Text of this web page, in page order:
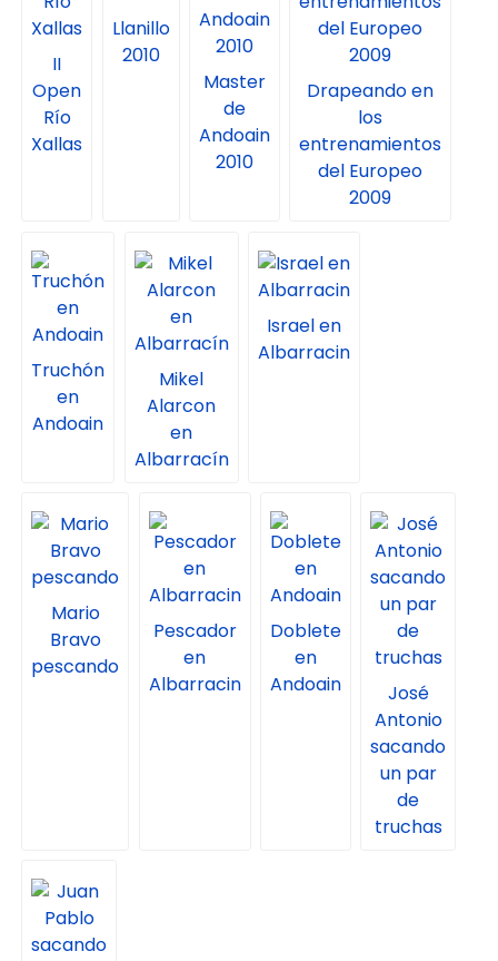
II
Open
Río
Xallas
Llanillo
2010
Master
de
Andoain
2010
Drapeando en
los
entrenamientos
del Europeo
2009
Truchón
en
Andoain
Mikel
Alarcon
en
Albarracín
Israel en
Albarracin
Mario
Bravo
pescando
Pescador
en
Albarracin
Doblete
en
Andoain
José
Antonio
sacando
un par
de
truchas